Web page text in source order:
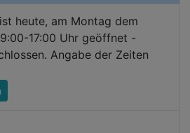
heute, am Montag dem
17:00 Uhr geöffnet -
Angabe der Zeiten